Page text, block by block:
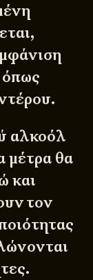
αλκοόλ
μέτρα θα
και
τον